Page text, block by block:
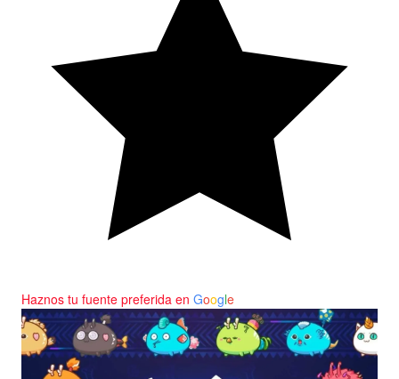
Haznos tu fuente preferida en Google